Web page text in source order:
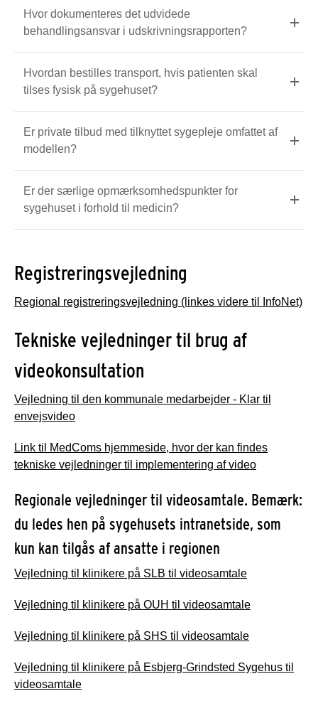
Hvor dokumenteres det udvidede
behandlingsansvar i udskrivningsrapporten?
Hvordan bestilles transport, hvis patienten skal
tilses fysisk på sygehuset?
Er private tilbud med tilknyttet sygepleje omfattet af
modellen?
Er der særlige opmærksomhedspunkter for
sygehuset i forhold til medicin?
Registreringsvejledning
Regional registreringsvejledning (linkes videre til InfoNet)
Tekniske vejledninger til brug af
videokonsultation
Vejledning til den kommunale medarbejder - Klar til
envejsvideo
Link til MedComs hjemmeside, hvor der kan findes
tekniske vejledninger til implementering af video
Regionale vejledninger til videosamtale. Bemærk:
du ledes hen på sygehusets intranetside, som
kun kan tilgås af ansatte i regionen
Vejledning til klinikere på SLB til videosamtale
Vejledning til klinikere på OUH til videosamtale
Vejledning til klinikere på SHS til videosamtale
Vejledning til klinikere på Esbjerg-Grindsted Sygehus til
videosamtale